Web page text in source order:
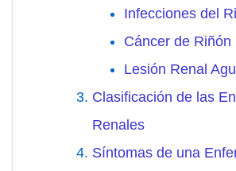
Infecciones del
Cáncer de Riñón
Lesión Renal
Clasificación de las
Renales
Síntomas de una